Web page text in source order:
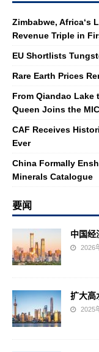
Zimbabwe, Africa‘s
Revenue Triple in
EU Shortlists
Rare Earth Prices
From Qiandao Lake
Queen Joins the
CAF Receives
Ever
China Formally
Minerals Catalogue
要闻
中国经
2026
扩大
2025